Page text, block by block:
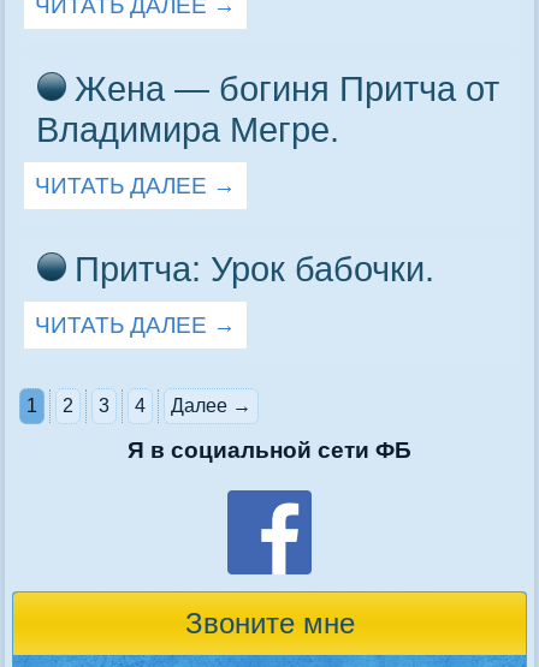
ЧИТАТЬ ДАЛЕЕ →
Жена — богиня Притча от
Владимира Мегре.
ЧИТАТЬ ДАЛЕЕ →
Притча: Урок бабочки.
ЧИТАТЬ ДАЛЕЕ →
1 2 3 4 Далее →
Я в социальной сети ФБ
Звоните мне